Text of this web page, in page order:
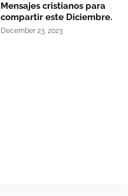
Mensajes cristianos para
compartir este Diciembre.
December 23, 2023